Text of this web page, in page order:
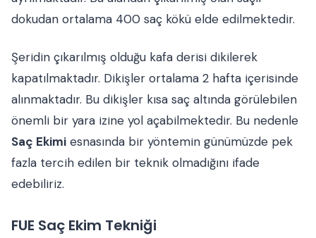
dokudan ortalama 400 saç kökü elde edilmektedir.
Şeridin çıkarılmış olduğu kafa derisi dikilerek
kapatılmaktadır. Dikişler ortalama 2 hafta içerisinde
alınmaktadır. Bu dikişler kısa saç altında görülebilen
önemli bir yara izine yol açabilmektedir. Bu nedenle
Saç Ekimi esnasında bir yöntemin günümüzde pek
fazla tercih edilen bir teknik olmadığını ifade
edebiliriz.
FUE Saç Ekim Tekniği